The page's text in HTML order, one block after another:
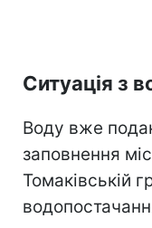
Ситуація з
Воду вже
заповнення
Томаківській